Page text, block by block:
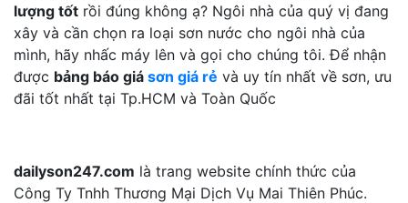
lượng tốt rồi đúng không ạ? Ngôi nhà của quý vị đang
xây và cần chọn ra loại sơn nước cho ngôi nhà của
mình, hãy nhấc máy lên và gọi cho chúng tôi. Để nhận
được bảng báo giá sơn giá rẻ và uy tín nhất về sơn, ưu
đãi tốt nhất tại Tp.HCM và Toàn Quốc
dailyson247.com là trang website chính thức của
Công Ty Tnhh Thương Mại Dịch Vụ Mai Thiên Phúc.